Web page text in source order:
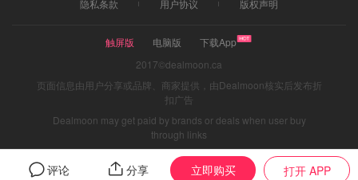
评论 分享 立即购买 打开 APP
隐私条款
用户协议 版权声明
触屏版 电脑版
下载App
2017©dealmoon.ca
页面信息由用户分享或品牌、商家提供，由Dealmoon核实后发布折
扣广告
Dealmoon may get paid by brands or deals when user buy
through links